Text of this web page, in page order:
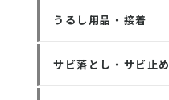
うるし用品・接着
サビ落とし・サビ止め